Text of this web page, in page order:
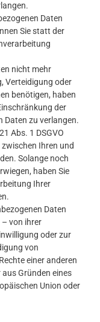
Daten
Sie statt der
nicht mehr
Verteidigung oder
benötigen, haben
der
Daten zu verlangen.
Abs. 1 DSGVO
Ihren und
Solange noch
haben Sie
Ihrer
Daten
– von ihrer
oder zur
von
einer anderen
Gründen eines
Union oder